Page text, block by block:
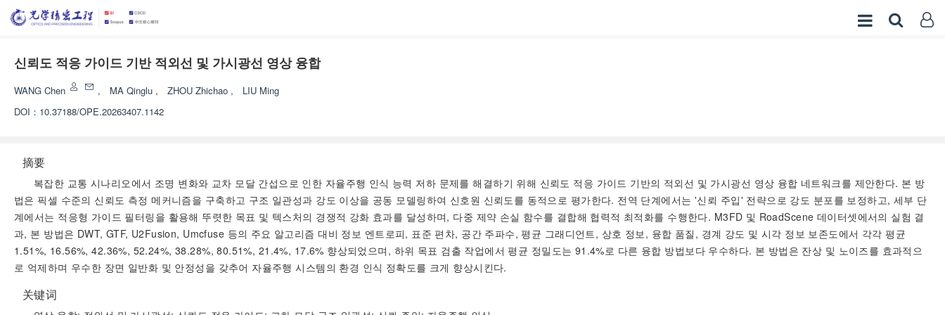
신뢰도 적응 가이드 기반 적외선 및 가시광선 영상 융합
WANG Chen , MA Qinglu , ZHOU Zhichao ,
LIU Ming
DOI： 10.37188/OPE.20263407.1142
摘要
복잡한 교통 시나리오에서 조명 변화와 교차 모달 간섭으로 인한 자율주행 인식 능력 저하 문제를 해결하기 위해 신뢰도 적응 가이드 기반의 적외선 및 가시광선 영상 융합 네트워크를 제안한다. 본 방
법은 픽셀 수준의 신뢰도 측정 메커니즘을 구축하고 구조 일관성과 강도 이상을 공동 모델링하여 신호원 신뢰도를 동적으로 평가한다. 전역 단계에서는 '신뢰 주입' 전략으로 강도 분포를 보정하고, 세부 단
계에서는 적응형 가이드 필터링을 활용해 뚜렷한 목표 및 텍스처의 경쟁적 강화 효과를 달성하며, 다중 제약 손실 함수를 결합해 협력적 최적화를 수행한다. M3FD 및 RoadScene 데이터셋에서의 실험 결
과, 본 방법은 DWT, GTF, U2Fusion, Umcfuse 등의 주요 알고리즘 대비 정보 엔트로피, 표준 편차, 공간 주파수, 평균 그래디언트, 상호 정보, 융합 품질, 경계 강도 및 시각 정보 보존도에서 각각 평균
1.51%, 16.56%, 42.36%, 52.24%, 38.28%, 80.51%, 21.4%, 17.6% 향상되었으며, 하위 목표 검출 작업에서 평균 정밀도는 91.4%로 다른 융합 방법보다 우수하다. 본 방법은 잔상 및 노이즈를 효과적으
로 억제하며 우수한 장면 일반화 및 안정성을 갖추어 자율주행 시스템의 환경 인식 정확도를 크게 향상시킨다.
关键词